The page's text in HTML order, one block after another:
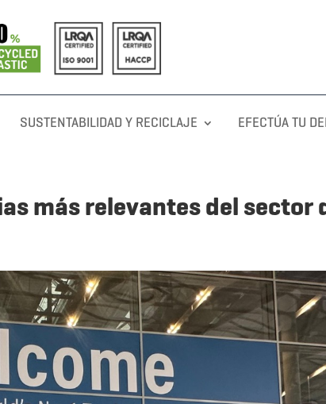
SUSTENTABILIDAD Y RECICLAJE EFECTÚA TU
más relevantes del sector